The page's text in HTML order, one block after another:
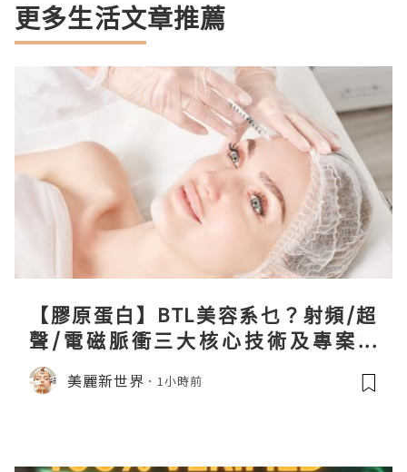
更多生活文章推薦
【膠原蛋白】BTL美容系乜？射頻/超
聲/電磁脈衝三大核心技術及專案盤
點！
美麗新世界 1小時前